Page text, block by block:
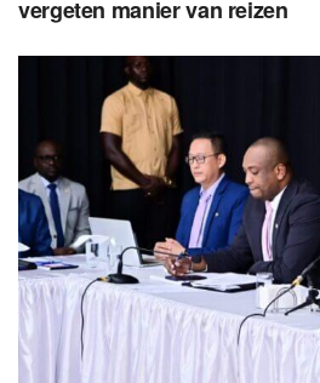
vergeten manier van reizen